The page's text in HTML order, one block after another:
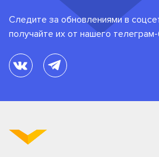
Следите за обновлениями в
получайте их от нашего